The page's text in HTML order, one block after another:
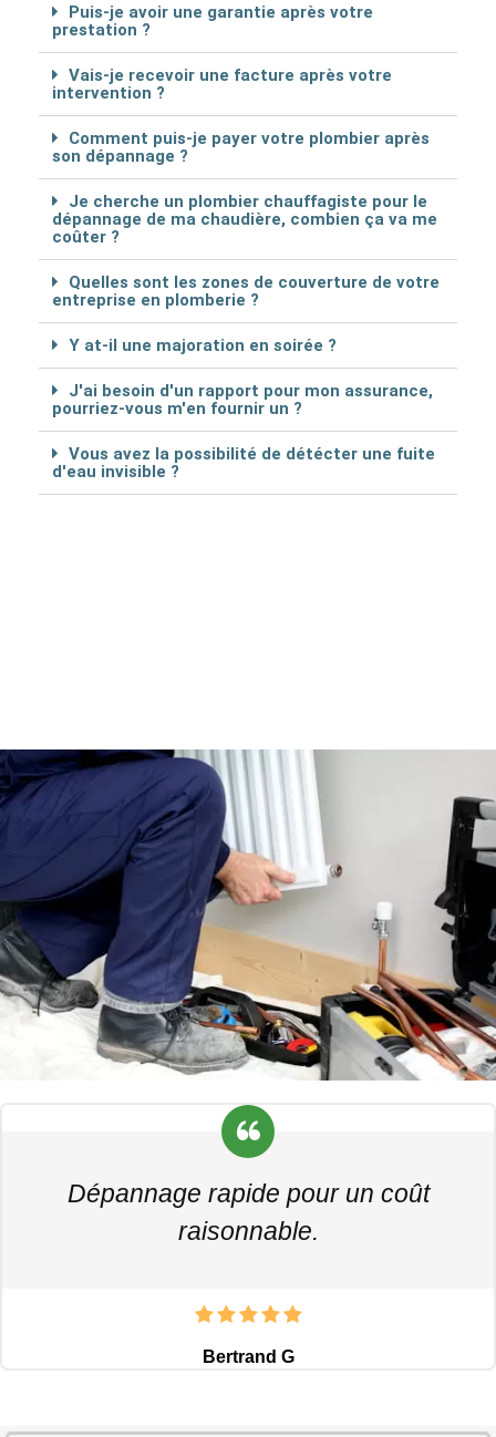
Puis-je avoir une garantie après votre
prestation ?
Vais-je recevoir une facture après votre
intervention ?
Comment puis-je payer votre plombier après
son dépannage ?
Je cherche un plombier chauffagiste pour le
dépannage de ma chaudière, combien ça va me
coûter ?
Quelles sont les zones de couverture de votre
entreprise en plomberie ?
Y at-il une majoration en soirée ?
J'ai besoin d'un rapport pour mon assurance,
pourriez-vous m'en fournir un ?
Vous avez la possibilité de détécter une fuite
d'eau invisible ?
Dépannage rapide pour un coût
raisonnable.
Bertrand G